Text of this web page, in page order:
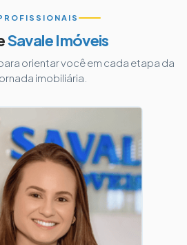
Savale Imóveis
orientar você em cada etapa da
imobiliária.